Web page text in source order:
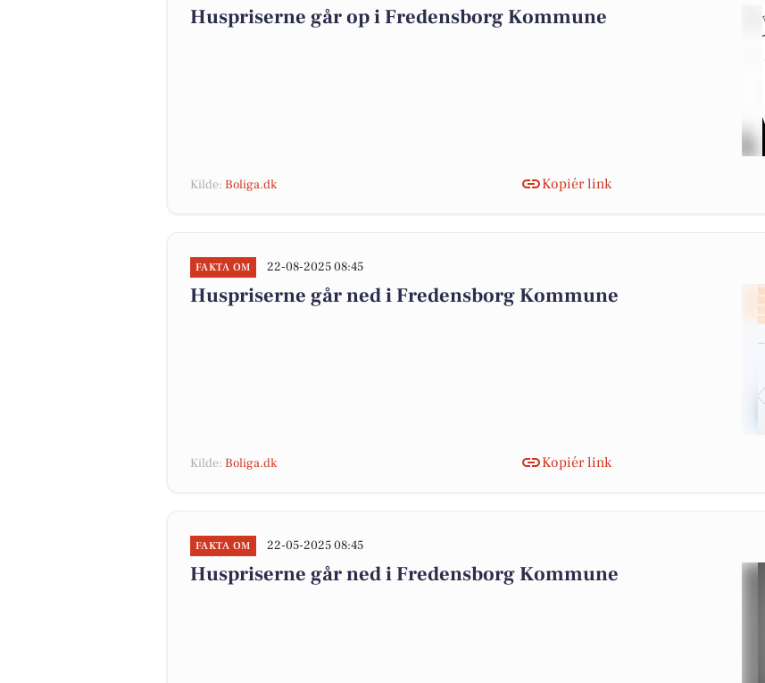
Huspriserne går op i Fredensborg Kommune
Kilde: Boliga.dk Kopiér link
FAKTA OM 22-08-2025 08:45
Huspriserne går ned i Fredensborg Kommune
Kilde: Boliga.dk Kopiér link
FAKTA OM 22-05-2025 08:45
Huspriserne går ned i Fredensborg Kommune